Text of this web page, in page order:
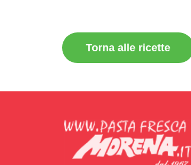
Torna alle ricette